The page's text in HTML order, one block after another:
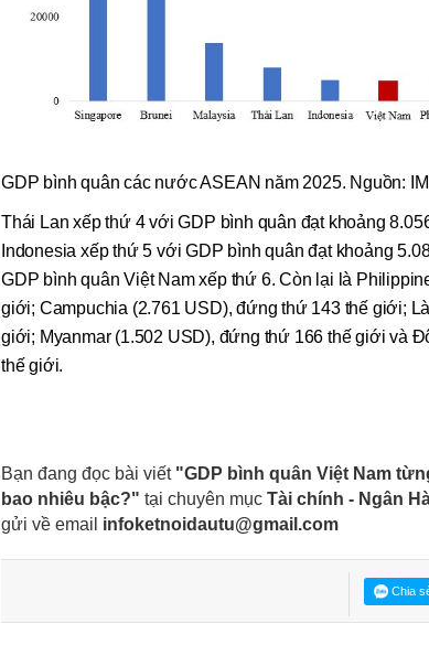
GDP bình quân các nước ASEAN năm 2025. Nguồn:
Thái Lan xếp thứ 4 với GDP bình quân đạt khoảng
Indonesia xếp thứ 5 với GDP bình quân đạt khoảng
GDP bình quân Việt Nam xếp thứ 6. Còn lại là
giới; Campuchia (2.761 USD), đứng thứ 143 thế giới;
giới; Myanmar (1.502 USD), đứng thứ 166 thế giới và
thế giới.
Bạn đang đọc bài viết "GDP bình quân Việt Nam
bao nhiêu bậc?" tại chuyên mục Tài chính - Ngân
gửi về email infoketnoidautu@gmail.com
Chia